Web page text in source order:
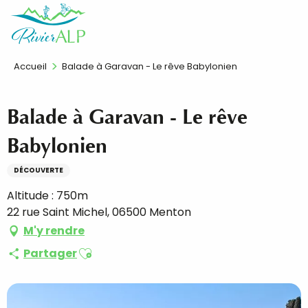
contenu
FR
Accueil Balade à Garavan - Le rêve Babylonien
Balade à Garavan - Le rêve
Babylonien
DÉCOUVERTE
Altitude : 750m
22 rue Saint Michel, 06500 Menton
M'y rendre
PartagerAjouter aux favoris